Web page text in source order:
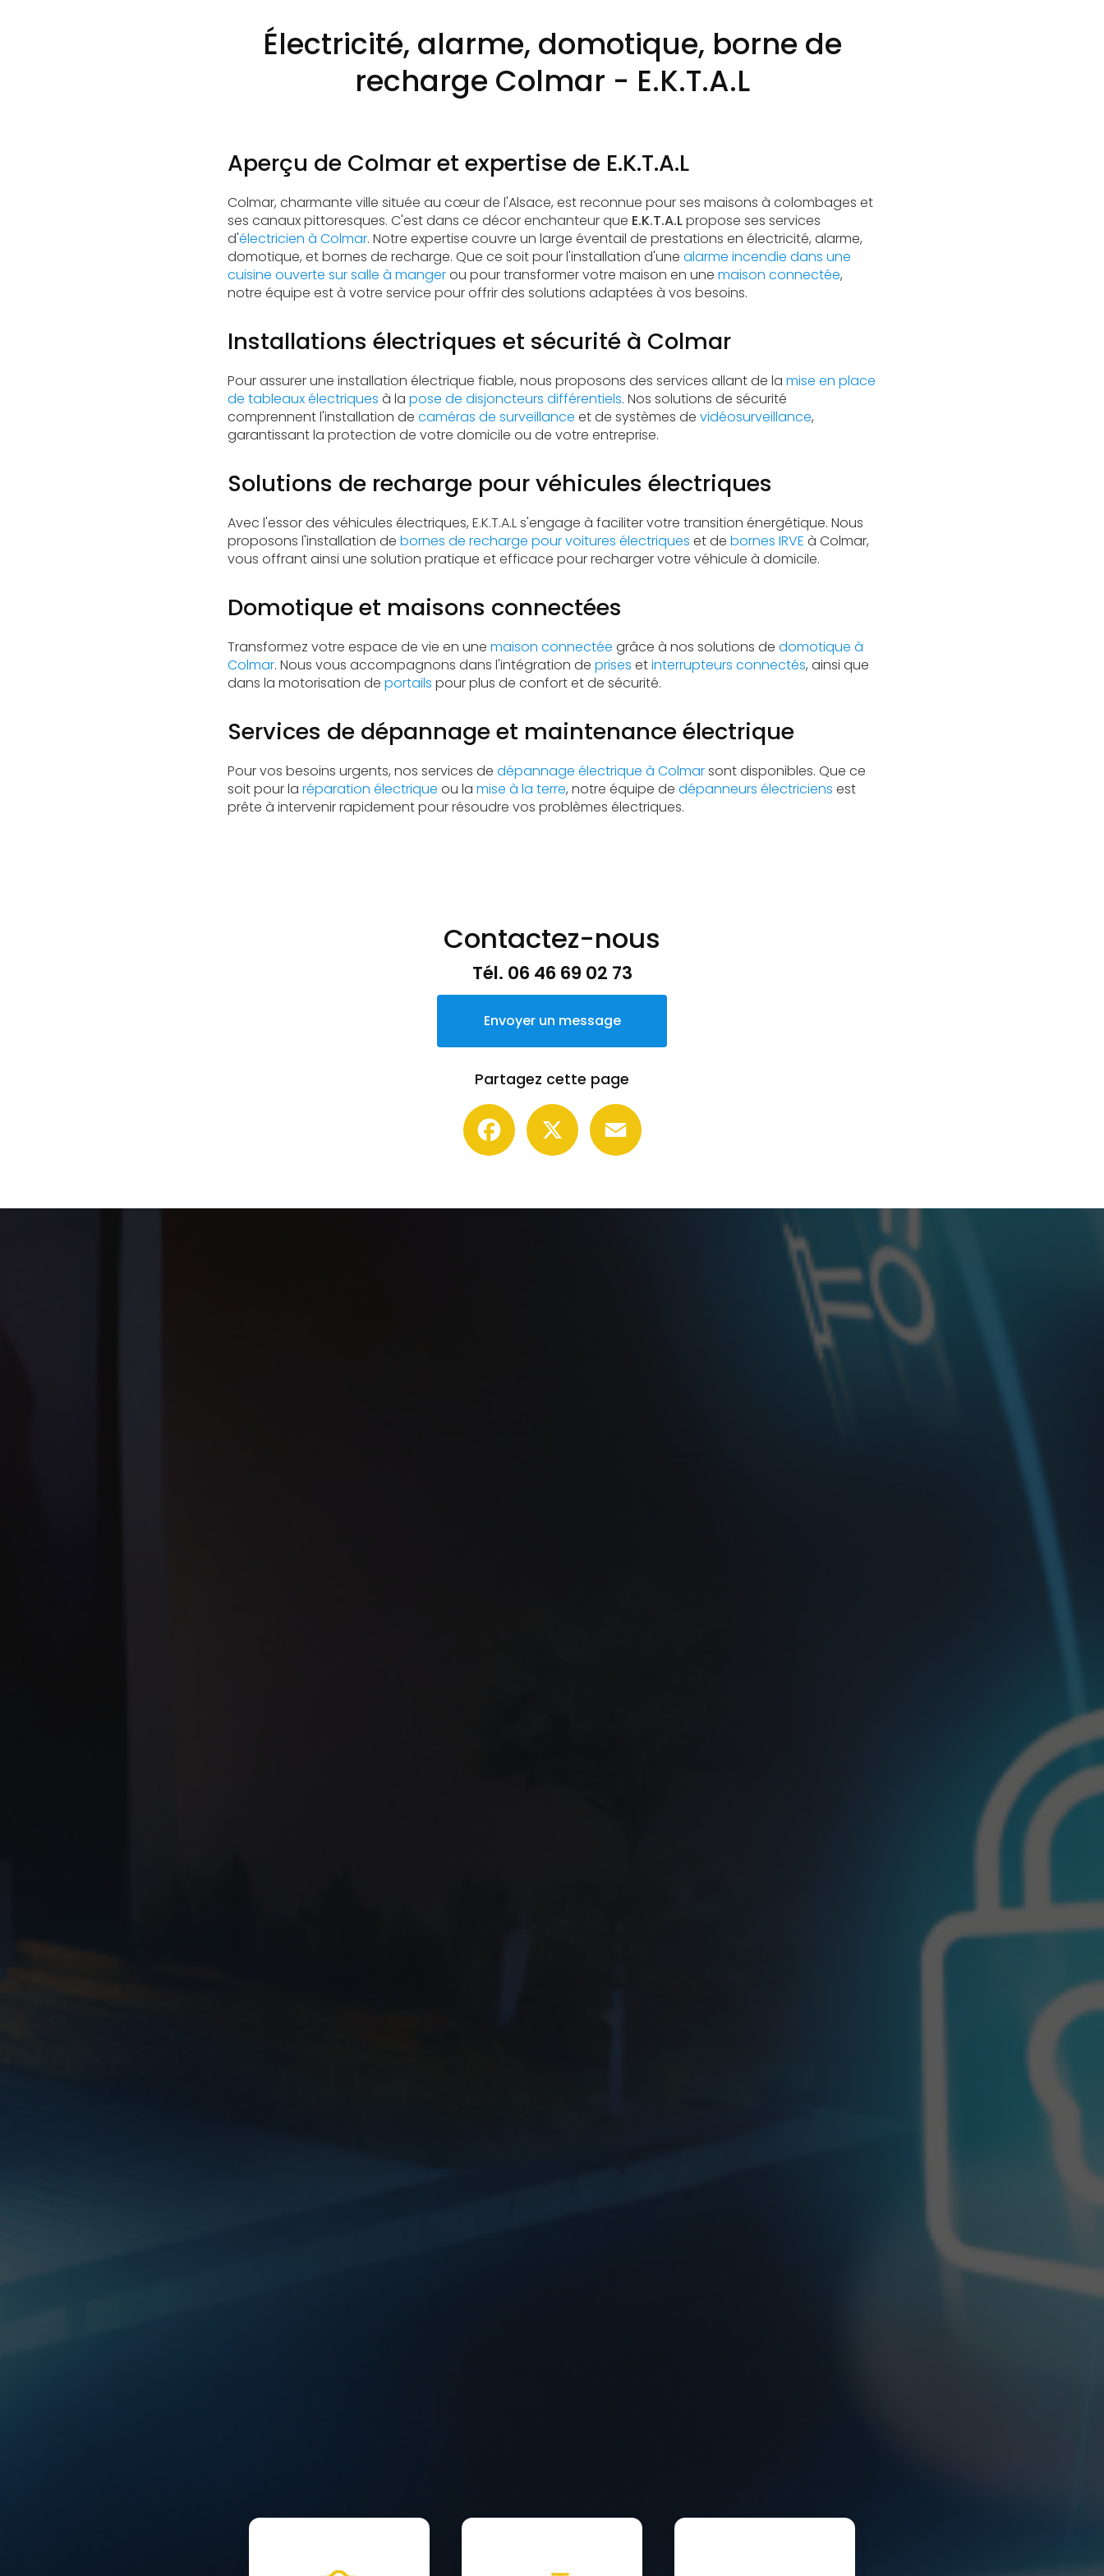
Électricité, alarme, domotique, borne de
recharge Colmar - E.K.T.A.L
Aperçu de Colmar et expertise de E.K.T.A.L
Colmar, charmante ville située au cœur de l'Alsace, est reconnue pour ses maisons à colombages et
ses canaux pittoresques. C'est dans ce décor enchanteur que E.K.T.A.Lpropose ses services
d'électricien à Colmar. Notre expertise couvre un large éventail de prestations en électricité, alarme,
domotique, et bornes de recharge. Que ce soit pour l'installation d'une alarme incendie dans une
cuisine ouverte sur salle à mangerou pour transformer votre maison en une maison connectée,
notre équipe est à votre service pour offrir des solutions adaptées à vos besoins.
Installations électriques et sécurité à Colmar
Pour assurer une installation électrique fiable, nous proposons des services allant de la mise en place
de tableaux électriques à la pose de disjoncteurs différentiels. Nos solutions de sécurité
comprennent l'installation de caméras de surveillance et de systèmes de vidéosurveillance,
garantissant la protection de votre domicile ou de votre entreprise.
Solutions de recharge pour véhicules électriques
Avec l'essor des véhicules électriques, E.K.T.A.L s'engage à faciliter votre transition énergétique. Nous
proposons l'installation de bornes de recharge pour voitures électriques et de bornes IRVE à Colmar,
vous offrant ainsi une solution pratique et efficace pour recharger votre véhicule à domicile.
Domotique et maisons connectées
Transformez votre espace de vie en une maison connectée grâce à nos solutions de domotique à
Colmar. Nous vous accompagnons dans l'intégration de prises etinterrupteurs connectés, ainsi que
dans la motorisation de portails pour plus de confort et de sécurité.
Services de dépannage et maintenance électrique
Pour vos besoins urgents, nos services de dépannage électrique à Colmarsont disponibles. Que ce
soit pour la réparation électrique ou la mise à la terre, notre équipe de dépanneurs électriciens est
prête à intervenir rapidement pour résoudre vos problèmes électriques.
Contactez-nous
Tél. 06 46 69 02 73
Envoyer un message
Partagez cette page
Facebook